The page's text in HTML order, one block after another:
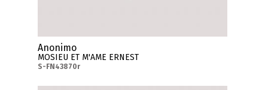
Anonimo
MOSIEU ET M'AME ERNEST
S-FN43870r